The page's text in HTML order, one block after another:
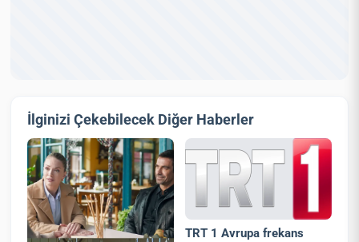
İlginizi Çekebilecek Diğer Haberler
TRT 1 Avrupa frekans